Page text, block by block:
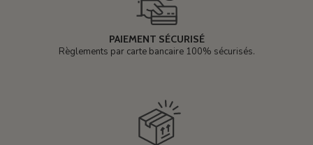
PAIEMENT SÉCURISÉ
Règlements par carte bancaire 100% sécurisés.